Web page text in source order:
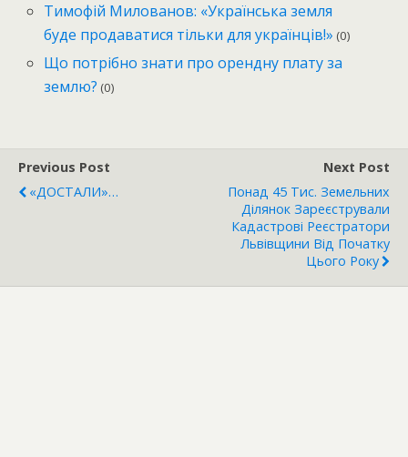
Тимофій Милованов: «Українська земля
буде продаватися тільки для українців!» (0)
Що потрібно знати про орендну плату за
землю? (0)
Previous Post
«ДОСТАЛИ»…
Next Post
Понад 45 Тис. Земельних
Ділянок Зареєстрували
Кадастрові Реєстратори
Львівщини Від Початку
Цього Року